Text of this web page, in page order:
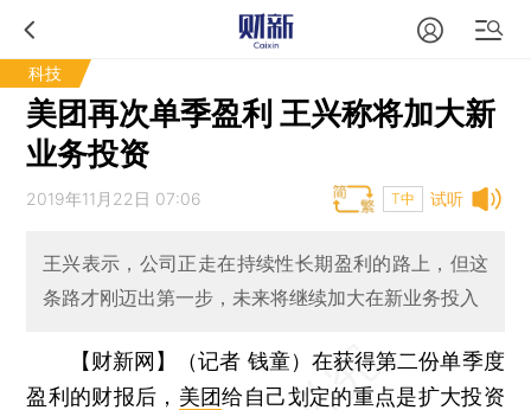
科技
美团再次单季盈利 王兴称将加大新
业务投资
试听
2019年11月22日 07:06 T中
王兴表示，公司正走在持续性长期盈利的路上，但这
条路才刚迈出第一步，未来将继续加大在新业务投入
【财新网】（记者 钱童） 在获得第二份单季度
盈利的财报后， 美团给自己划定的重点是扩大投资